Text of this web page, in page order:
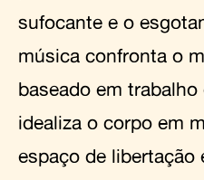
sufocante e o
música confronta o
baseado em trabalho
idealiza o corpo em
espaço de libertação